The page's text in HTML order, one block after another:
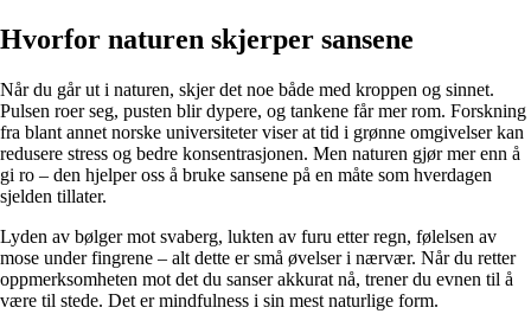
Hvorfor naturen skjerper sansene
Når du går ut i naturen, skjer det noe både med kroppen og sinnet.
Pulsen roer seg, pusten blir dypere, og tankene får mer rom. Forskning
fra blant annet norske universiteter viser at tid i grønne omgivelser kan
redusere stress og bedre konsentrasjonen. Men naturen gjør mer enn å
gi ro – den hjelper oss å bruke sansene på en måte som hverdagen
sjelden tillater.
Lyden av bølger mot svaberg, lukten av furu etter regn, følelsen av
mose under fingrene – alt dette er små øvelser i nærvær. Når du retter
oppmerksomheten mot det du sanser akkurat nå, trener du evnen til å
være til stede. Det er mindfulness i sin mest naturlige form.